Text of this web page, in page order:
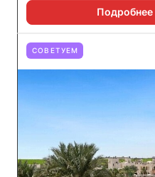
Подробнее
СОВЕТУЕМ